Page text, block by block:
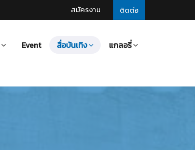
ติดต่อ
สมัครงาน
Event สื่อบันเทิง แกลอรี่